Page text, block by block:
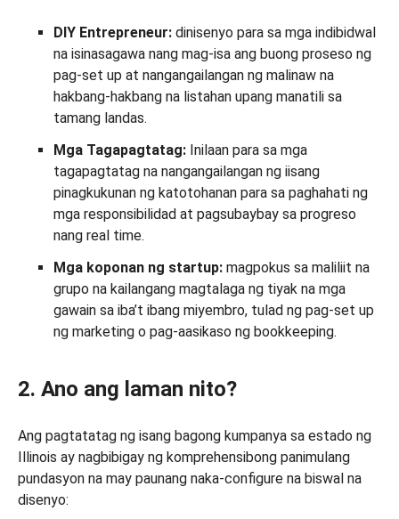
DIY Entrepreneur: dinisenyo para sa mga indibidwal
na isinasagawa nang mag-isa ang buong proseso ng
pag-set up at nangangailangan ng malinaw na
hakbang-hakbang na listahan upang manatili sa
tamang landas.
Mga Tagapagtatag: Inilaan para sa mga
tagapagtatag na nangangailangan ng iisang
pinagkukunan ng katotohanan para sa paghahati ng
mga responsibilidad at pagsubaybay sa progreso
nang real time.
Mga koponan ng startup: magpokus sa maliliit na
grupo na kailangang magtalaga ng tiyak na mga
gawain sa iba’t ibang miyembro, tulad ng pag-set up
ng marketing o pag-aasikaso ng bookkeeping.
2. Ano ang laman nito?
Ang pagtatatag ng isang bagong kumpanya sa estado ng
Illinois ay nagbibigay ng komprehensibong panimulang
pundasyon na may paunang naka-configure na biswal na
disenyo: